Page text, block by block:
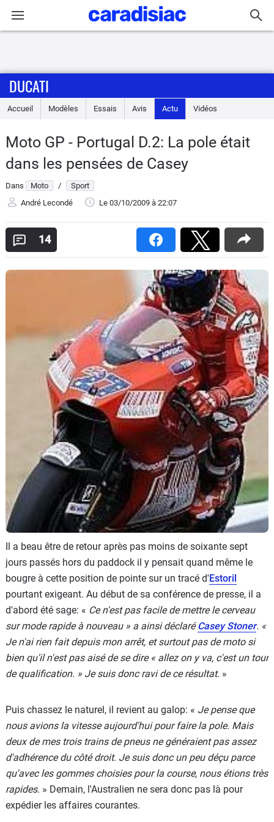
Accueil
Essais
Equipement
Forum
Marques
DUCATI
Accueil Modèles Essais Avis Actu Vidéos
Moto GP - Portugal D.2: La pole était
dans les pensées de Casey
Dans Moto /
Sport
André Lecondé
Le 03/10/2009 à 22:07
14
Il a beau être de retour après pas moins de soixante sept
jours passés hors du paddock il y pensait quand même le
bougre à cette position de pointe sur un tracé d'Estoril
pourtant exigeant. Au début de sa conférence de presse, il a
d'abord été sage: « Ce n'est pas facile de mettre le cerveau
sur mode rapide à nouveau » a ainsi déclaréCasey Stoner. «
Je n'ai rien fait depuis mon arrêt, et surtout pas de moto si
bien qu'il n'est pas aisé de se dire « allez on y va, c'est un tour
de qualification. » Je suis donc ravi de ce résultat. »
Puis chassez le naturel, il revient au galop: « Je pense que
nous avions la vitesse aujourd'hui pour faire la pole. Mais
deux de mes trois trains de pneus ne généraient pas assez
d'adhérence du côté droit. Je suis donc un peu déçu parce
qu'avec les gommes choisies pour la course, nous étions très
rapides. » Demain, l'Australien ne sera donc pas là pour
expédier les affaires courantes.